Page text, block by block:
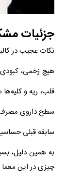
جزئیات
نکات عجیب در
هیچ زخمی، کبودی
قلب، ریه و کلیه‌ها
سطح داروی
سابقه قبلی
به همین دلیل،
چیزی در این